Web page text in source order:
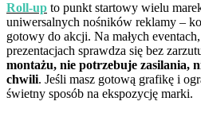
Roll-up to punkt startowy wielu
uniwersalnych nośników reklamy –
gotowy do akcji. Na małych
prezentacjach sprawdza się bez
montażu, nie potrzebuje zasilania,
chwili. Jeśli masz gotową grafikę i
świetny sposób na ekspozycję marki.